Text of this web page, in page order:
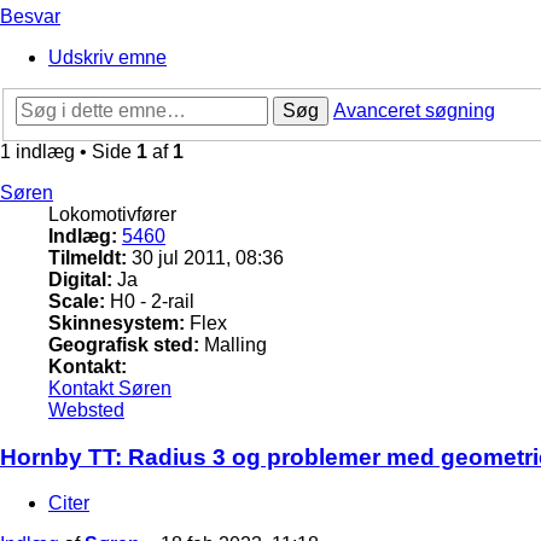
Besvar
Udskriv emne
Søg
Avanceret søgning
1 indlæg • Side 1 af 1
Søren
Lokomotivfører
Indlæg: 5460
Tilmeldt: 30 jul 2011, 08:36
Digital: Ja
Scale: H0 - 2-rail
Skinnesystem: Flex
Geografisk sted: Malling
Kontakt:
Kontakt Søren
Websted
Hornby TT: Radius 3 og problemer med
Citer